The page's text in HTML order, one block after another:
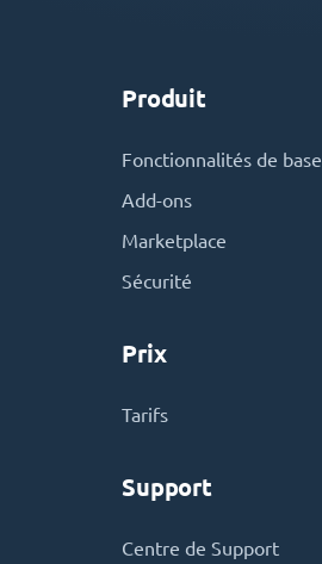
Produit
Fonctionnalités de base
Add-ons
Marketplace
Sécurité
Prix
Tarifs
Support
Centre de Support